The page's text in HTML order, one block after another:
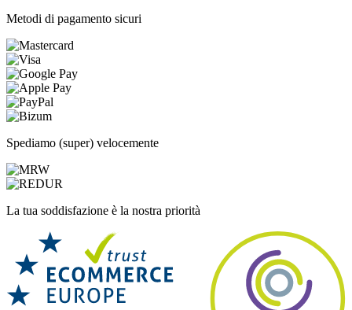
Metodi di pagamento sicuri
Spediamo (super) velocemente
La tua soddisfazione è la nostra priorità